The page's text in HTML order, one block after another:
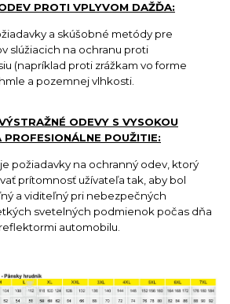
PROTI VPLYVOM DAŽĎA:
a skúšobné metódy pre
slúžiacich na ochranu proti
(napríklad proti zrážkam vo forme
a pozemnej vlhkosti.
ODEVY S VYSOKOU
PROFESIONÁLNE POUŽITIE:
požiadavky na ochranný odev, ktorý
prítomnosť užívateľa tak, aby bol
a viditeľný pri nebezpečných
svetelných podmienok počas dňa
automobilu.